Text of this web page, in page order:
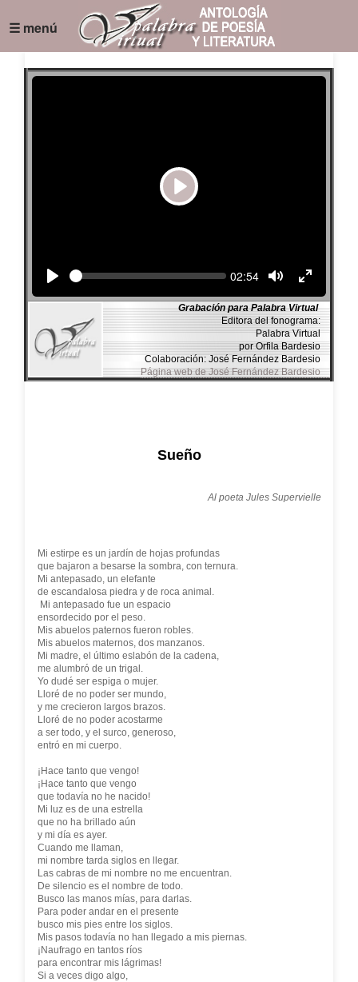
☰ menú
Play
Seek Current
02:54
Grabación para Palabra Virtual
Editora del fonograma:
Palabra Virtual
por Orfila Bardesio
Colaboración: José Fernández Bardesio
Página web de José Fernández Bardesio
Sueño
Al poeta Jules Supervielle
Mi estirpe es un jardín de hojas profundas
que bajaron a besarse la sombra, con ternura.
Mi antepasado, un elefante
de escandalosa piedra y de roca animal.
 Mi antepasado fue un espacio
ensordecido por el peso.
Mis abuelos paternos fueron robles.
Mis abuelos maternos, dos manzanos.
Mi madre, el último eslabón de la cadena,
me alumbró de un trigal.
Yo dudé ser espiga o mujer.
Lloré de no poder ser mundo,
y me crecieron largos brazos.
Lloré de no poder acostarme
a ser todo, y el surco, generoso,
entró en mi cuerpo.
¡Hace tanto que vengo!
¡Hace tanto que vengo
que todavía no he nacido!
Mi luz es de una estrella
que no ha brillado aún
y mi día es ayer.
Cuando me llaman,
mi nombre tarda siglos en llegar.
Las cabras de mi nombre no me encuentran.
De silencio es el nombre de todo.
Busco las manos mías, para darlas.
Para poder andar en el presente
busco mis pies entre los siglos.
Mis pasos todavía no han llegado a mis piernas.
¡Naufrago en tantos ríos
para encontrar mis lágrimas!
Si a veces digo algo,